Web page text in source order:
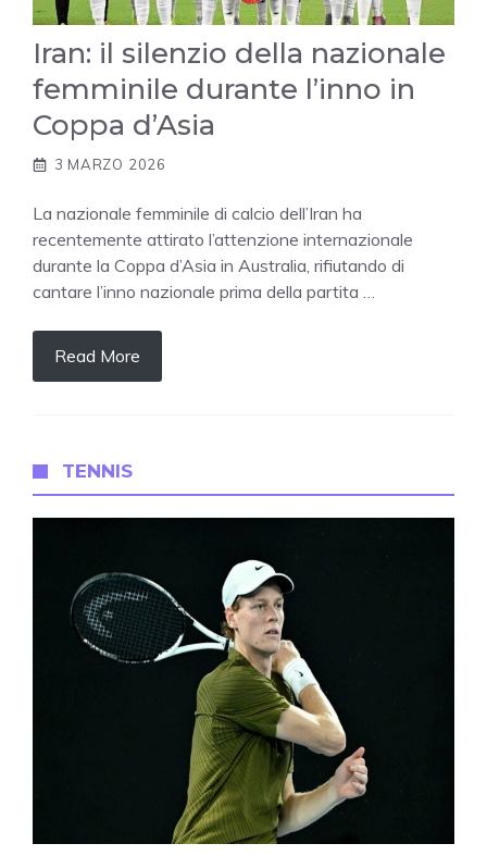
Iran: il silenzio della nazionale
femminile durante l’inno in
Coppa d’Asia
3 MARZO 2026
La nazionale femminile di calcio dell’Iran ha
recentemente attirato l’attenzione internazionale
durante la Coppa d’Asia in Australia, rifiutando di
cantare l’inno nazionale prima della partita …
Read More
TENNIS